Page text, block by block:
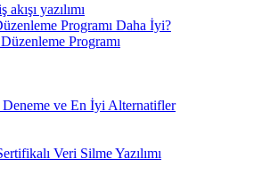
yazılımı
Programı Daha İyi?
Programı
ve En İyi Alternatifler
Veri Silme Yazılımı